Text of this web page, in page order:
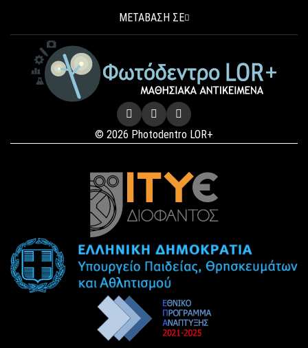
ΜΕΤΑΒΑΣΗ ΣΕ
© 2026 Photodentro LOR+